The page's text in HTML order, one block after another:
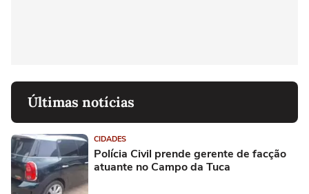
Últimas notícias
CIDADES
Polícia Civil prende gerente de facção
atuante no Campo da Tuca